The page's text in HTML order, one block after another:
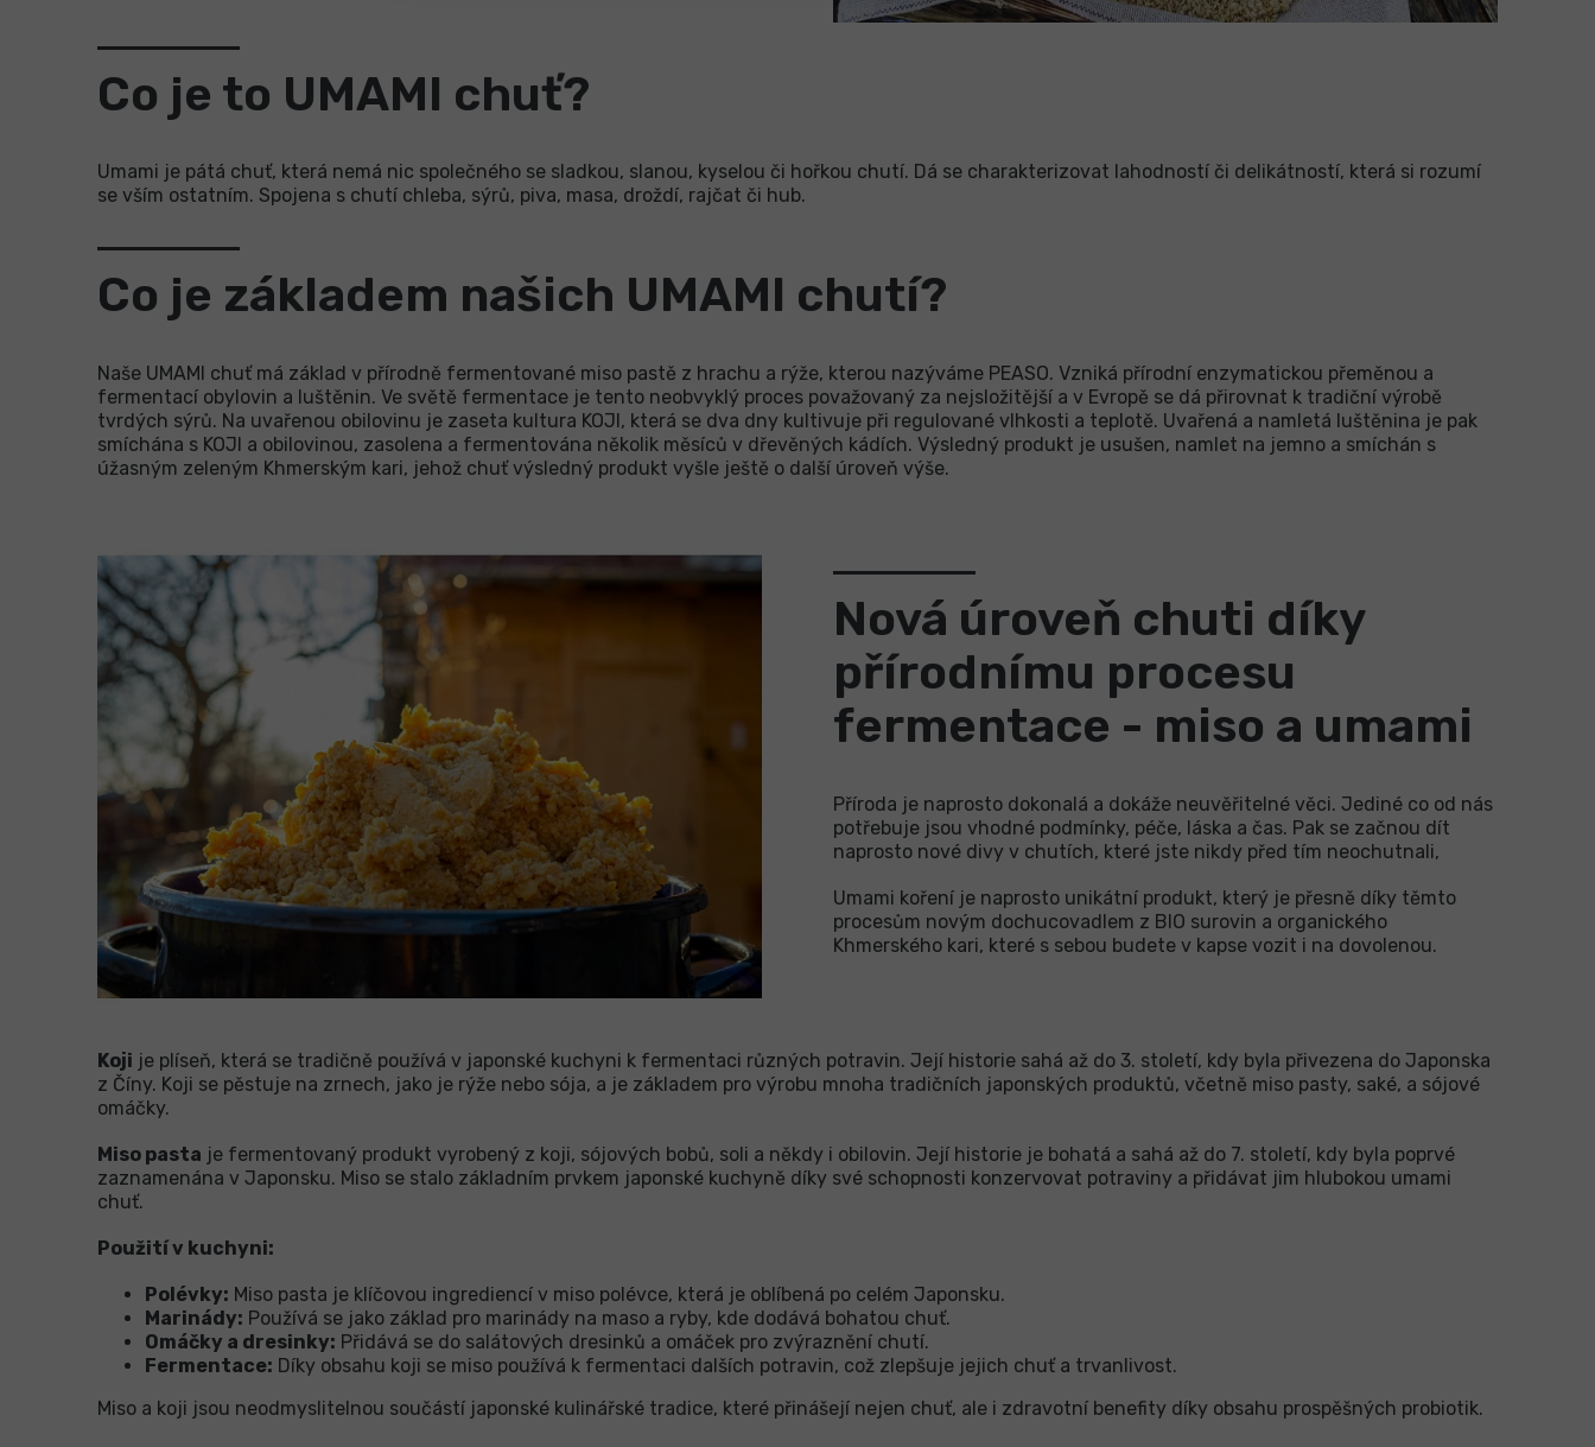
Co je to UMAMI chuť?
Umami je pátá chuť, která nemá nic společného se sladkou, slanou, kyselou či hořkou chutí. Dá se charakterizovat lahodností či delikátností, která si rozumí
se vším ostatním. Spojena s chutí chleba, sýrů, piva, masa, droždí, rajčat či hub.
Co je základem našich UMAMI chutí?
Naše UMAMI chuť má základ v přírodně fermentované miso pastě z hrachu a rýže, kterou nazýváme PEASO. Vzniká přírodní enzymatickou přeměnou a
fermentací obylovin a luštěnin. Ve světě fermentace je tento neobvyklý proces považovaný za nejsložitější a v Evropě se dá přirovnat k tradiční výrobě
tvrdých sýrů. Na uvařenou obilovinu je zaseta kultura KOJI, která se dva dny kultivuje při regulované vlhkosti a teplotě. Uvařená a namletá luštěnina je pak
smíchána s KOJI a obilovinou, zasolena a fermentována několik měsíců v dřevěných kádích. Výsledný produkt je usušen, namlet na jemno a smíchán s
úžasným zeleným Khmerským kari, jehož chuť výsledný produkt vyšle ještě o další úroveň výše.
Nová úroveň chuti díky
přírodnímu procesu
fermentace - miso a umami
Příroda je naprosto dokonalá a dokáže neuvěřitelné věci. Jediné co od nás
potřebuje jsou vhodné podmínky, péče, láska a čas. Pak se začnou dít
naprosto nové divy v chutích, které jste nikdy před tím neochutnali,
Umami koření je naprosto unikátní produkt, který je přesně díky těmto
procesům novým dochucovadlem z BIO surovin a organického
Khmerského kari, které s sebou budete v kapse vozit i na dovolenou.
Koji je plíseň, která se tradičně používá v japonské kuchyni k fermentaci různých potravin. Její historie sahá až do 3. století, kdy byla přivezena do Japonska
z Číny. Koji se pěstuje na zrnech, jako je rýže nebo sója, a je základem pro výrobu mnoha tradičních japonských produktů, včetně miso pasty, saké, a sójové
omáčky.
Miso pasta je fermentovaný produkt vyrobený z koji, sójových bobů, soli a někdy i obilovin. Její historie je bohatá a sahá až do 7. století, kdy byla poprvé
zaznamenána v Japonsku. Miso se stalo základním prvkem japonské kuchyně díky své schopnosti konzervovat potraviny a přidávat jim hlubokou umami
chuť.
Použití v kuchyni:
Polévky: Miso pasta je klíčovou ingrediencí v miso polévce, která je oblíbená po celém Japonsku.
Marinády: Používá se jako základ pro marinády na maso a ryby, kde dodává bohatou chuť.
Omáčky a dresinky: Přidává se do salátových dresinků a omáček pro zvýraznění chutí.
Fermentace: Díky obsahu koji se miso používá k fermentaci dalších potravin, což zlepšuje jejich chuť a trvanlivost.
Miso a koji jsou neodmyslitelnou součástí japonské kulinářské tradice, které přinášejí nejen chuť, ale i zdravotní benefity díky obsahu prospěšných probiotik.